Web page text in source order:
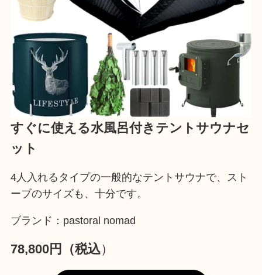
すぐに使える水風呂付きテントサウナセ
ット
4人入れるタイプの一般的なテントサウナで、スト
ーブのサイズも、十分です。
ブランド：pastoral nomad
78,800円（税込）